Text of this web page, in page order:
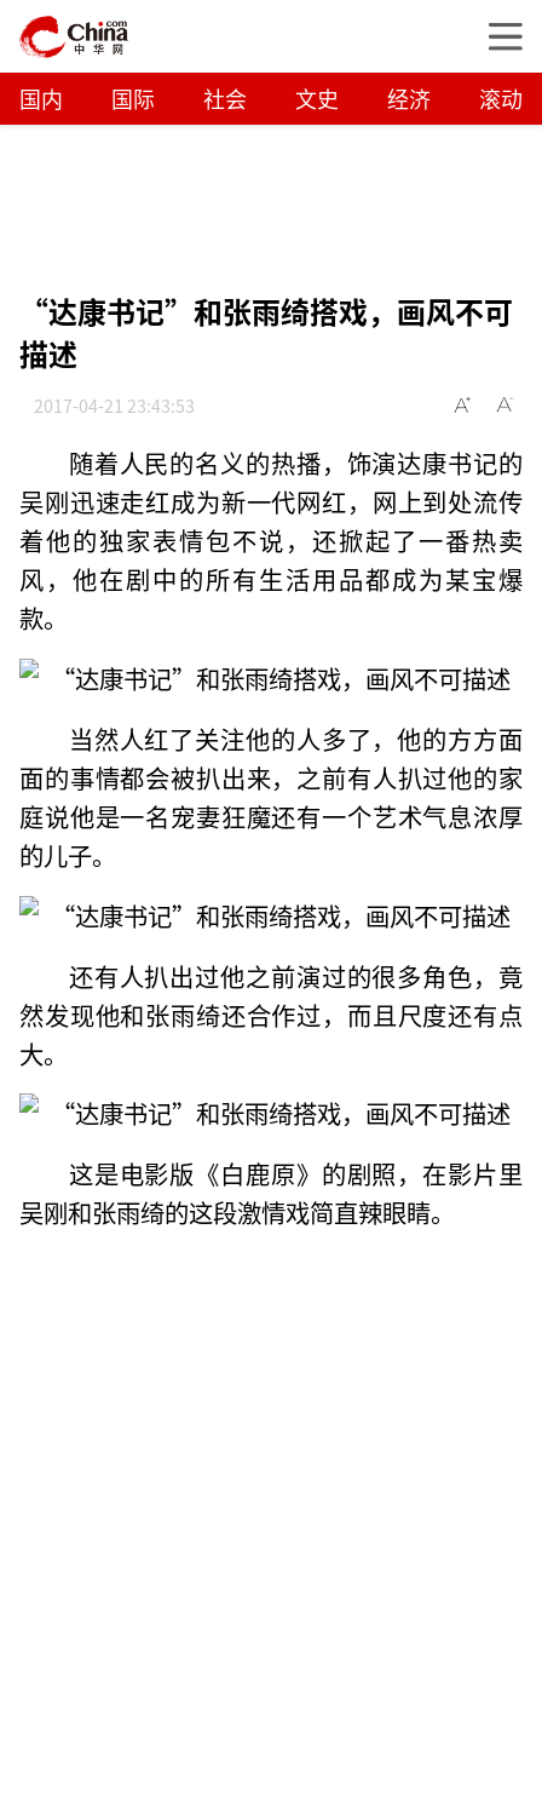
国内 国际 社会 文史 经济 滚动
“达康书记”和张雨绮搭戏，画风不可
描述
2017-04-21 23:43:53
随着人民的名义的热播，饰演达康书记的
吴刚迅速走红成为新一代网红，网上到处流传
着他的独家表情包不说，还掀起了一番热卖
风，他在剧中的所有生活用品都成为某宝爆
款。
当然人红了关注他的人多了，他的方方面
面的事情都会被扒出来，之前有人扒过他的家
庭说他是一名宠妻狂魔还有一个艺术气息浓厚
的儿子。
还有人扒出过他之前演过的很多角色，竟
然发现他和张雨绮还合作过，而且尺度还有点
大。
这是电影版《白鹿原》的剧照，在影片里
吴刚和张雨绮的这段激情戏简直辣眼睛。